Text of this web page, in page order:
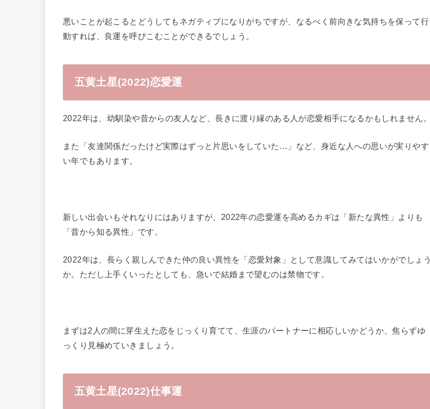
悪いことが起こるとどうしてもネガティブになりがちですが、なるべく前向きな気持ちを保って行
動すれば、良運を呼びこむことができるでしょう。
五黄土星(2022)恋愛運
2022年は、幼馴染や昔からの友人など、長きに渡り縁のある人が恋愛相手になるかもしれません。
また「友達関係だったけど実際はずっと片思いをしていた…」など、身近な人への思いが実りやす
い年でもあります。
新しい出会いもそれなりにはありますが、2022年の恋愛運を高めるカギは「新たな異性」よりも
「昔から知る異性」です。
2022年は、長らく親しんできた仲の良い異性を「恋愛対象」として意識してみてはいかがでしょう
か。ただし上手くいったとしても、急いで結婚まで望むのは禁物です。
まずは2人の間に芽生えた恋をじっくり育てて、生涯のパートナーに相応しいかどうか、焦らずゆ
っくり見極めていきましょう。
五黄土星(2022)仕事運